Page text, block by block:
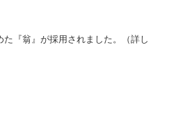
『翁』が採用されました。（詳し